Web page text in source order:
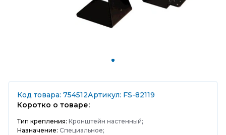
Код товара: 754512Артикул: FS-82119
Коротко о товаре:
Тип крепления: Кронштейн настенный;
Назначение: Специальное;